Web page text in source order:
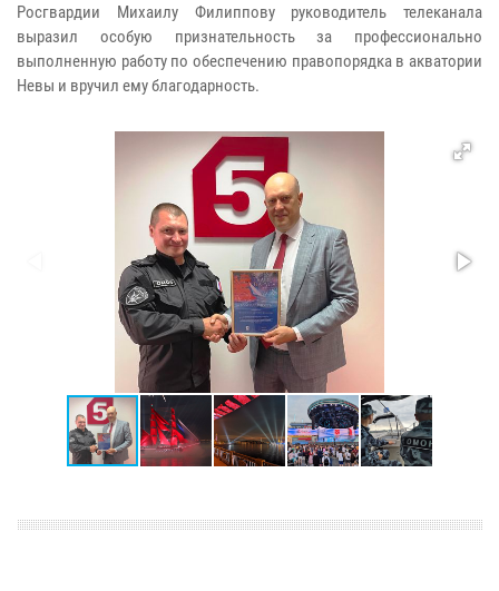
Росгвардии Михаилу Филиппову руководитель телеканала
выразил особую признательность за профессионально
выполненную работу по обеспечению правопорядка в акватории
Невы и вручил ему благодарность.